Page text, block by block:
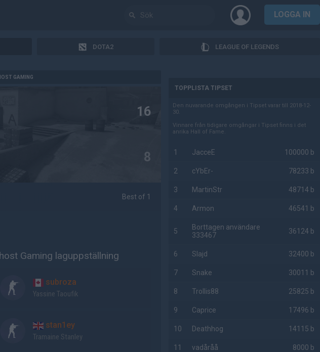
LOGGA IN
DOTA2 LEAGUE OF LEGENDS
GAMING
16
8
Best of 1
Gaming laguppställning
subroza
Yassine Taoufik
stan1ey
Tramaine Stanley
TOPPLISTA TIPSET
Den nuvarande omgången i Tipset varar till 2018-12-
30.
Vinnare från tidigare omgångar i Tipset finns i det
anrika Hall of Fame.
1 JacceE 100000 b
2 cYbEr- 78233 b
3 MartinStr 48714 b
4 Armon 46541 b
5
Borttagen användare
333467
36124 b
6 Slajd 32400 b
7 Snake 30011 b
8 Trollis88 25825 b
9 Caprice 17496 b
10 Deathhog 14115 b
11 vadåråå 8000 b